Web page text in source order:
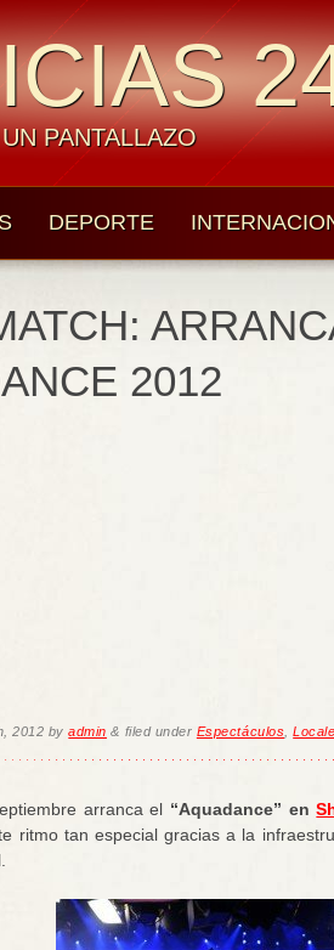
PANTALLAZO
DEPORTE
2012
2012 byadmin & filed under Espectáculos ,
arranca el “Aquadance” en
ritmo tan especial gracias a la